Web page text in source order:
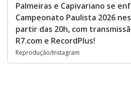
Palmeiras e Capivariano se
Campeonato Paulista 2026
partir das 20h, com
R7.com e RecordPlus!
Reprodução/Instagram